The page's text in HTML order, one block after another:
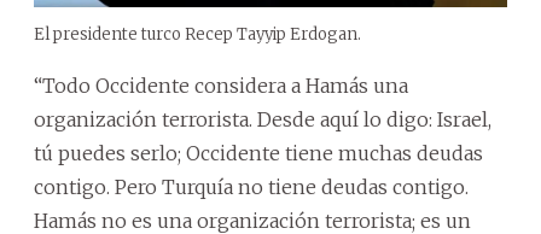
El presidente turco Recep Tayyip Erdogan.
“Todo Occidente considera a Hamás una
organización terrorista. Desde aquí lo digo: Israel,
tú puedes serlo; Occidente tiene muchas deudas
contigo. Pero Turquía no tiene deudas contigo.
Hamás no es una organización terrorista; es un